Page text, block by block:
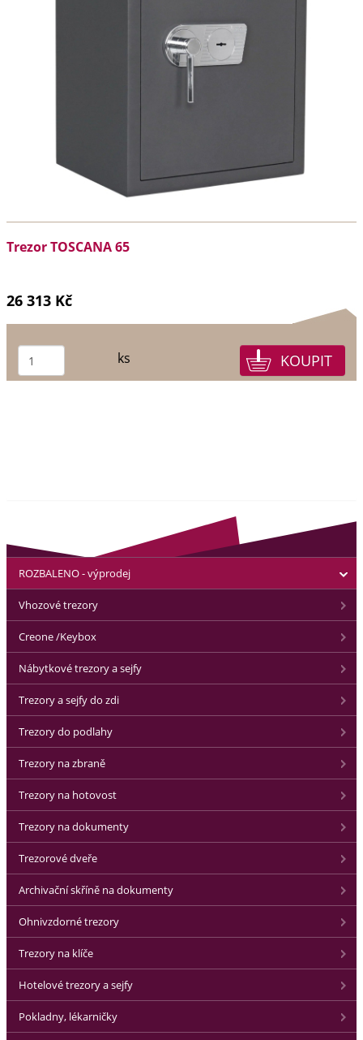
Trezor TOSCANA 65
26 313 Kč
ks
ROZBALENO - výprodej
Vhozové trezory
Creone /Keybox
Nábytkové trezory a sejfy
Trezory a sejfy do zdi
Trezory do podlahy
Trezory na zbraně
Trezory na hotovost
Trezory na dokumenty
Trezorové dveře
Archivační skříně na dokumenty
Ohnivzdorné trezory
Trezory na klíče
Hotelové trezory a sejfy
Pokladny, lékarničky